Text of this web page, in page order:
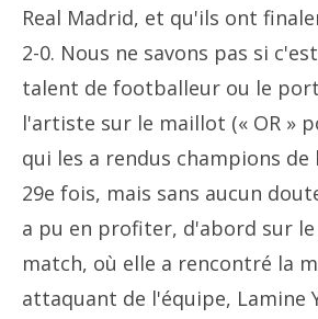
Real Madrid, et qu'ils ont
2-0. Nous ne savons pas si
talent de footballeur ou le
l'artiste sur le maillot (« OR »
qui les a rendus champions de
29e fois, mais sans aucun
a pu en profiter, d'abord sur le
match, où elle a rencontré la
attaquant de l'équipe, Lamine